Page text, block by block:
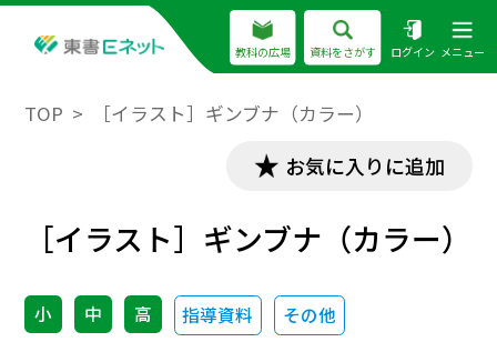
教科の広場 資料をさがす ログイン メニュー
TOP ［イラスト］ギンブナ（カラー）
お気に入りに追加
［イラスト］ギンブナ（カラー）
小 中 高 指導資料 その他